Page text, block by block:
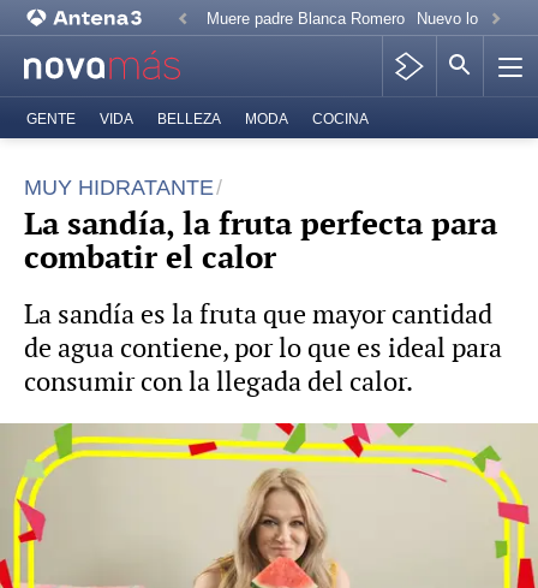
Muere padre Blanca Romero Nuevo look Paz
GENTE VIDA BELLEZA MODA COCINA
MUY HIDRATANTE
La sandía, la fruta perfecta para
combatir el calor
La sandía es la fruta que mayor cantidad
de agua contiene, por lo que es ideal para
consumir con la llegada del calor.